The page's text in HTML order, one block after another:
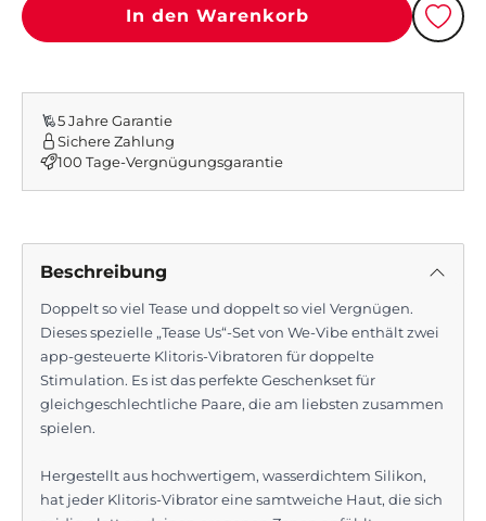
In den Warenkorb
Beschreibung
Doppelt so viel Tease und doppelt so viel Vergnügen.
Dieses spezielle „Tease Us“-Set von We-Vibe enthält zwei
app-gesteuerte Klitoris-Vibratoren für doppelte
Stimulation. Es ist das perfekte Geschenkset für
gleichgeschlechtliche Paare, die am liebsten zusammen
spielen.
Hergestellt aus hochwertigem, wasserdichtem Silikon,
hat jeder Klitoris-Vibrator eine samtweiche Haut, die sich